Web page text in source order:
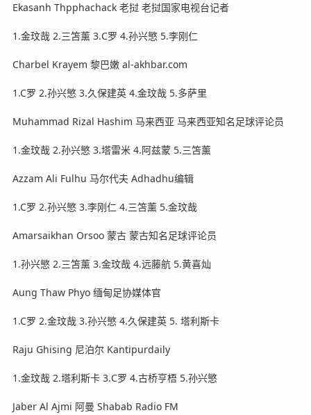
Ekasanh Thpphachack 老挝 老挝国家电视台记者
1.金玟哉 2.三笘薰 3.C罗 4.孙兴慜 5.李刚仁
Charbel Krayem 黎巴嫩 al-akhbar.com
1.C罗 2.孙兴慜 3.久保建英 4.金玟哉 5.多萨里
Muhammad Rizal Hashim 马来西亚 马来西亚知名足球评论员
1.金玟哉 2.孙兴慜 3.塔雷米 4.阿兹蒙 5.三笘薰
Azzam Ali Fulhu 马尔代夫 Adhadhu编辑
1.C罗 2.孙兴慜 3.李刚仁 4.三笘薰 5.金玟哉
Amarsaikhan Orsoo 蒙古 蒙古知名足球评论员
1.孙兴慜 2.三笘薰 3.金玟哉 4.远藤航 5.黄喜灿
Aung Thaw Phyo 缅甸足协媒体官
1.C罗 2.金玟哉 3.孙兴慜 4.久保建英 5. 塔利斯卡
Raju Ghising 尼泊尔 Kantipurdaily
1.金玟哉 2.塔利斯卡 3.C罗 4.古桥亨梧 5.孙兴慜
Jaber Al Ajmi 阿曼 Shabab Radio FM